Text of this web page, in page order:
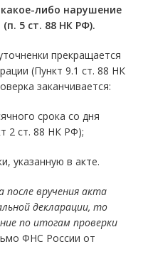
либо нарушение
(п. 5 ст. 88 НК РФ).
прекращается
(Пункт 9.1 ст. 88 НК
заканчивается:
срока со дня
2 ст. 88 НК РФ);
указанную в акте.
после вручения акта
декларации, то
по итогам проверки
ФНС России от